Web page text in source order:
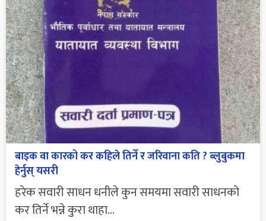
बाइक वा कारको कर कहिले तिर्ने र जरिवाना कति ? ब्लुबुकमा
हेर्नुस् यसरी
हरेक सवारी साधन धनीले कुन समयमा सवारी साधनको
कर तिर्ने भन्ने कुरा थाहा...